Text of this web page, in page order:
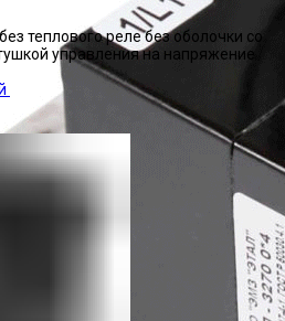
теплового реле без оболочки со
управления на напряжение